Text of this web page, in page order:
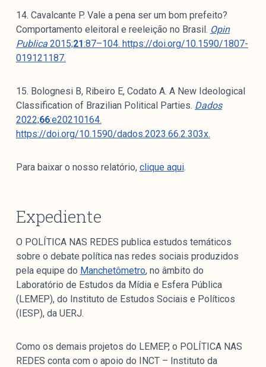
14. Cavalcante P. Vale a pena ser um bom prefeito?
Comportamento eleitoral e reeleição no Brasil. Opin
Publica2015;21:87–104. https://doi.org/10.1590/1807-
019121187.
15. Bolognesi B, Ribeiro E, Codato A. A New Ideological
Classification of Brazilian Political Parties. Dados
2022;66:e20210164.
https://doi.org/10.1590/dados.2023.66.2.303x.
Para baixar o nosso relatório, clique aqui.
Expediente
O POLÍTICA NAS REDES publica estudos temáticos
sobre o debate política nas redes sociais produzidos
pela equipe do Manchetômetro, no âmbito do
Laboratório de Estudos da Mídia e Esfera Pública
(LEMEP), do Instituto de Estudos Sociais e Políticos
(IESP), da UERJ.
Como os demais projetos do LEMEP, o POLÍTICA NAS
REDES conta com o apoio do INCT – Instituto da